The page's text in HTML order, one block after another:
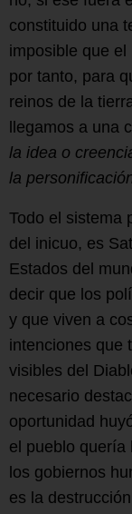
constituido una
imposible que
por tanto, para
reinos de la
llegamos a una
la idea o
la
Todo el sistema
del inicuo, es
Estados del
decir que los
y que viven a
intenciones que
visibles del
necesario
oportunidad
el pueblo quería
los gobiernos
es la destrucción